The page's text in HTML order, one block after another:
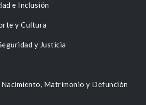
e Inclusión
y Cultura
y Justicia
Matrimonio y Defunción